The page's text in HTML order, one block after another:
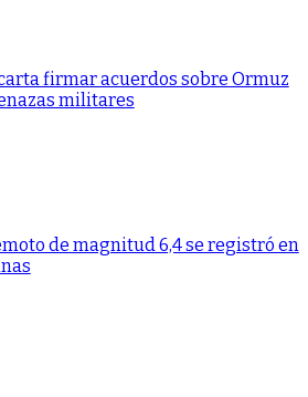
firmar acuerdos sobre Ormuz
militares
de magnitud 6,4 se registró en